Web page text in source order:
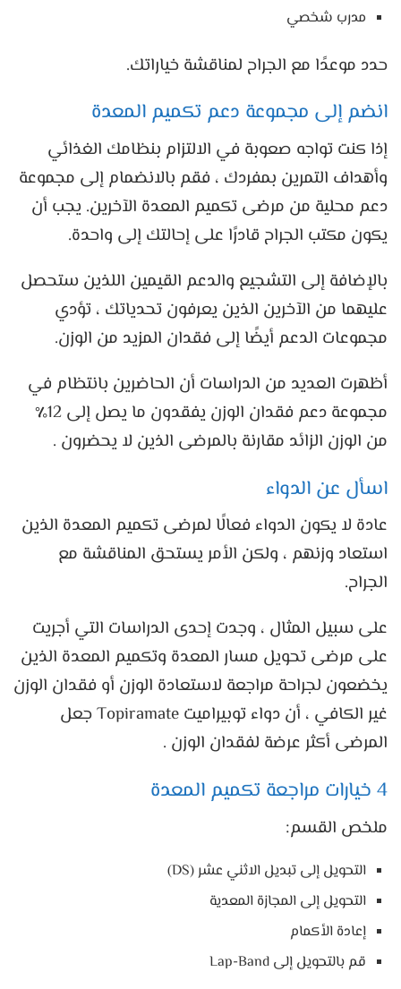
مدرب شخصي
حدد موعدًا مع الجراح لمناقشة خياراتك.
انضم إلى مجموعة دعم تكميم المعدة
إذا كنت تواجه صعوبة في الالتزام بنظامك الغذائي
وأهداف التمرين بمفردك ، فقم بالانضمام إلى مجموعة
دعم محلية من مرضى تكميم المعدة الآخرين. يجب أن
يكون مكتب الجراح قادرًا على إحالتك إلى واحدة.
بالإضافة إلى التشجيع والدعم القيمين اللذين ستحصل
عليهما من الآخرين الذين يعرفون تحدياتك ، تؤدي
مجموعات الدعم أيضًا إلى فقدان المزيد من الوزن.
أظهرت العديد من الدراسات أن الحاضرين بانتظام في
مجموعة دعم فقدان الوزن يفقدون ما يصل إلى 12٪
من الوزن الزائد مقارنة بالمرضى الذين لا يحضرون .
اسأل عن الدواء
عادة لا يكون الدواء فعالًا لمرضى تكميم المعدة الذين
استعاد وزنهم ، ولكن الأمر يستحق المناقشة مع
الجراح.
على سبيل المثال ، وجدت إحدى الدراسات التي أجريت
على مرضى تحويل مسار المعدة وتكميم المعدة الذين
يخضعون لجراحة مراجعة لاستعادة الوزن أو فقدان الوزن
غير الكافي ، أن دواء توبيراميت Topiramate جعل
المرضى أكثر عرضة لفقدان الوزن .
4 خيارات مراجعة تكميم المعدة
ملخص القسم:
التحويل إلى تبديل الاثني عشر (DS)
التحويل إلى المجازة المعدية
إعادة الأكمام
قم بالتحويل إلى Lap-Band